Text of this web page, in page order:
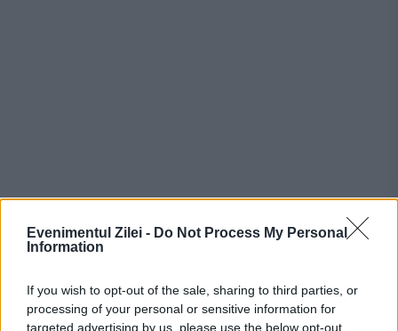
Evenimentul Zilei - Do Not Process My Personal
Information
If you wish to opt-out of the sale, sharing to third parties, or
processing of your personal or sensitive information for
targeted advertising by us, please use the below opt-out
Recomandările noastre